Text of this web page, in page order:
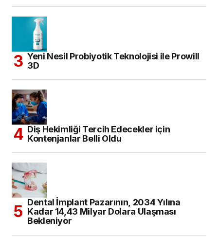
Yeni Nesil Probiyotik Teknolojisi ile Prowill
3D
Diş Hekimliği Tercih Edecekler için
Kontenjanlar Belli Oldu
Dental İmplant Pazarının, 2034 Yılına
Kadar 14,43 Milyar Dolara Ulaşması
Bekleniyor